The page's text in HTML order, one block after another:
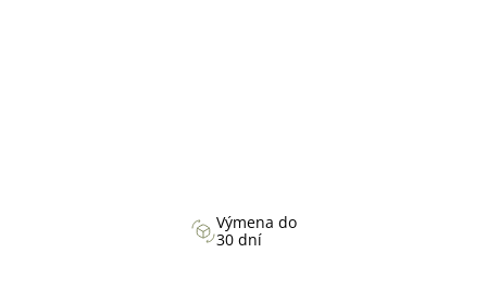
Výmena do
30 dní